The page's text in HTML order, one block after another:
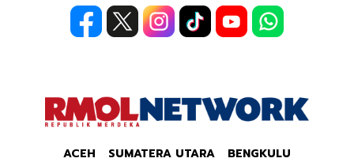
ACEH SUMATERA UTARA BENGKULU